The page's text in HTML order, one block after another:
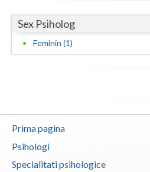
Olt
Prahova
Sibiu
Suceava
Teleorman
Sex Psiholog
Feminin (1)
Prima pagina
Psihologi
Specialitati psihologice